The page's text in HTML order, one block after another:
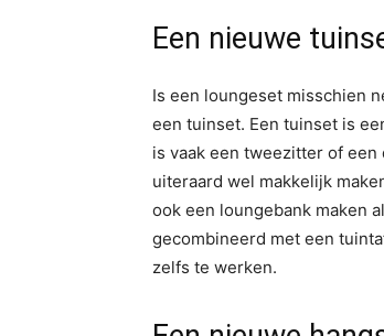
Een nieuwe
Is een loungeset misschien
een tuinset. Een tuinset is
is vaak een tweezitter of
uiteraard wel makkelijk
ook een loungebank maken
gecombineerd met een
zelfs te werken.